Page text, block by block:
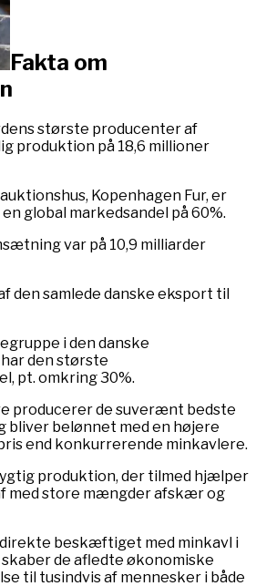
Fakta om
største producenter af
produktion på 18,6 millioner
Kopenhagen Fur, er
global markedsandel på 60%.
var på 10,9 milliarder
den samlede danske eksport til
i den danske
den største
pt. omkring 30%.
producerer de suverænt bedste
bliver belønnet med en højere
end konkurrerende minkavlere.
produktion, der tilmed hjælper
med store mængder afskær og
beskæftiget med minkavl i
de afledte økonomiske
til tusindvis af mennesker i både